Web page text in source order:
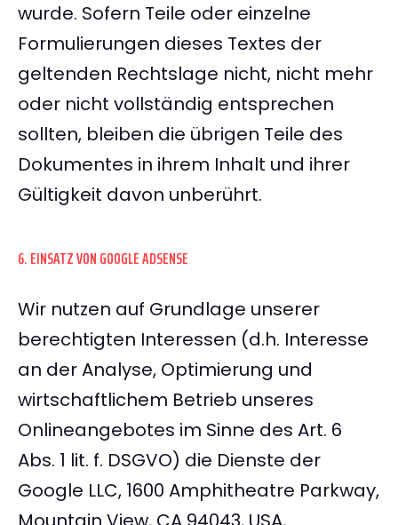
wurde. Sofern Teile oder einzelne
Formulierungen dieses Textes der
geltenden Rechtslage nicht, nicht mehr
oder nicht vollständig entsprechen
sollten, bleiben die übrigen Teile des
Dokumentes in ihrem Inhalt und ihrer
Gültigkeit davon unberührt.
6. EINSATZ VON GOOGLE ADSENSE
Wir nutzen auf Grundlage unserer
berechtigten Interessen (d.h. Interesse
an der Analyse, Optimierung und
wirtschaftlichem Betrieb unseres
Onlineangebotes im Sinne des Art. 6
Abs. 1 lit. f. DSGVO) die Dienste der
Google LLC, 1600 Amphitheatre Parkway,